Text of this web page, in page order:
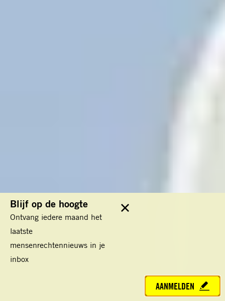
Blijf op de hoogte
Ontvang iedere maand het
laatste
mensenrechtennieuws in je
inbox
AANMELDEN
Sluit